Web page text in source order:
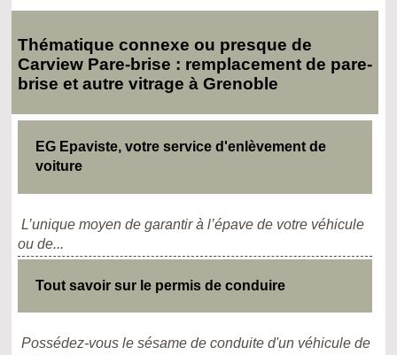
Thématique connexe ou presque de
Carview Pare-brise : remplacement de pare-
brise et autre vitrage à Grenoble
EG Epaviste, votre service d'enlèvement de
voiture
L’unique moyen de garantir à l’épave de votre véhicule
ou de...
Tout savoir sur le permis de conduire
Possédez-vous le sésame de conduite d'un véhicule de